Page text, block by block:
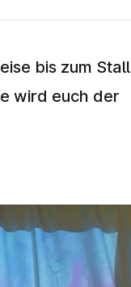
bis zum Stall
wird euch der